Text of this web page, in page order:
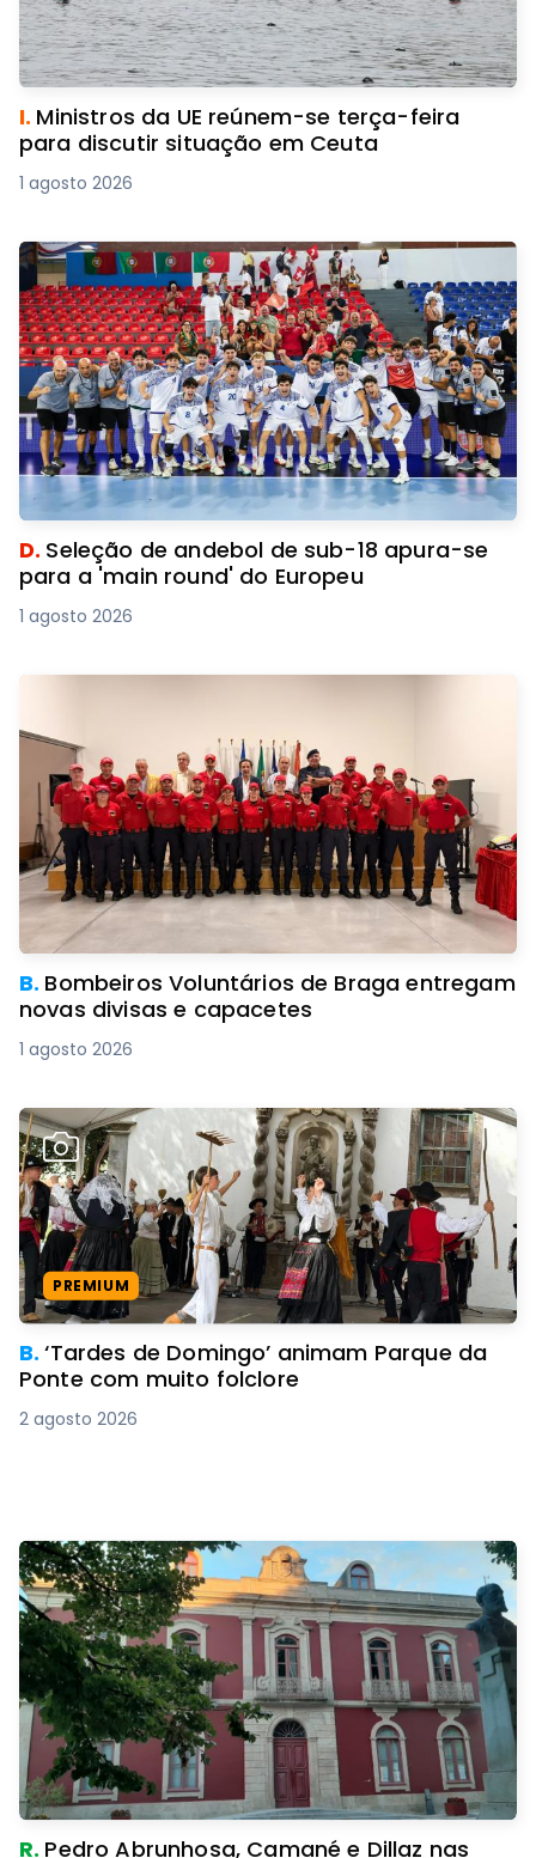
I. Ministros da UE reúnem-se terça-feira
para discutir situação em Ceuta
1 agosto 2026
D. Seleção de andebol de sub-18 apura-se
para a 'main round' do Europeu
1 agosto 2026
B. Bombeiros Voluntários de Braga entregam
novas divisas e capacetes
1 agosto 2026
PREMIUM
B.‘Tardes de Domingo’ animam Parque da
Ponte com muito folclore
2 agosto 2026
R. Pedro Abrunhosa, Camané e Dillaz nas